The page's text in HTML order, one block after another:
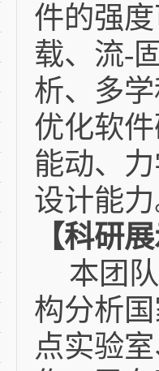
件的强
载、流-
析、多
优化软
能动、
设计能
【科研
本团
构分析
点实验